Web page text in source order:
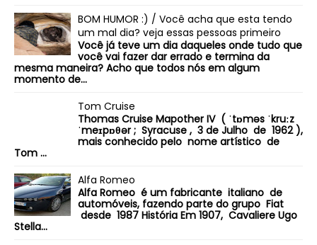
BOM HUMOR :) / Você acha que esta tendo
um mal dia? veja essas pessoas primeiro
Você já teve um dia daqueles onde tudo que
você vai fazer dar errado e termina da
mesma maneira? Acho que todos nós em algum
momento de...
Tom Cruise
Thomas Cruise Mapother IV ( ˈtɒməs ˈkruːz
ˈmeɪpɒθər ; Syracuse , 3 de Julho de 1962 ),
mais conhecido pelo nome artístico de
Tom ...
Alfa Romeo
Alfa Romeo é um fabricante italiano de
automóveis, fazendo parte do grupo Fiat
desde 1987 História Em 1907, Cavaliere Ugo
Stella...